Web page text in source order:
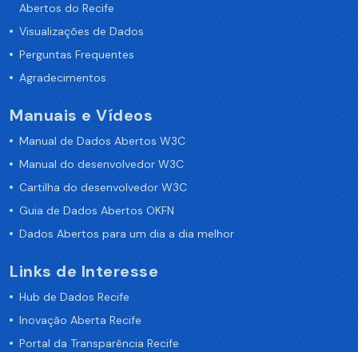
Abertos do Recife
Visualizações de Dados
Perguntas Frequentes
Agradecimentos
Manuais e Vídeos
Manual de Dados Abertos W3C
Manual do desenvolvedor W3C
Cartilha do desenvolvedor W3C
Guia de Dados Abertos OKFN
Dados Abertos para um dia a dia melhor
Links de Interesse
Hub de Dados Recife
Inovação Aberta Recife
Portal da Transparência Recife